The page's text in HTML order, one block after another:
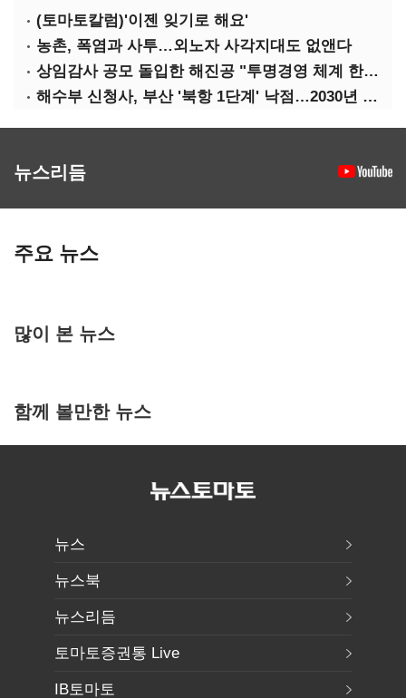
(토마토칼럼)'이젠 잊기로 해요'
농촌, 폭염과 사투…외노자 사각지대도 없앤다
상임감사 공모 돌입한 해진공 "투명경영 체계 한층 강화"
해수부 신청사, 부산 '북항 1단계' 낙점…2030년 완공 목표
뉴스리듬
주요 뉴스
많이 본 뉴스
함께 볼만한 뉴스
뉴스
뉴스북
뉴스리듬
토마토증권통 Live
IB토마토